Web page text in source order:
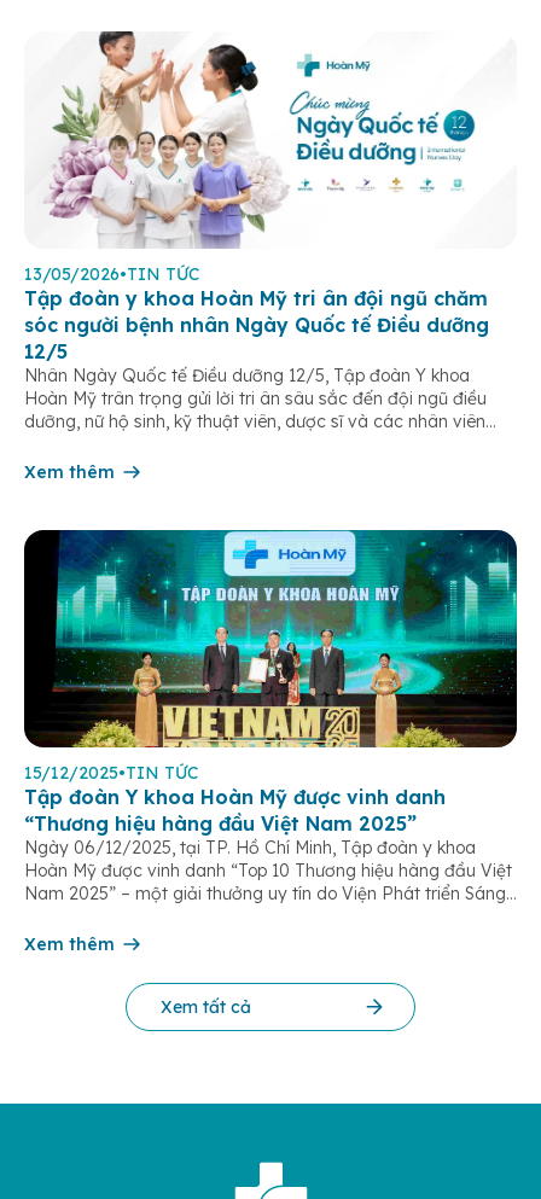
13/05/2026•TIN TỨC
Tập đoàn y khoa Hoàn Mỹ tri ân đội ngũ chăm
sóc người bệnh nhân Ngày Quốc tế Điều dưỡng
12/5
Nhân Ngày Quốc tế Điều dưỡng 12/5, Tập đoàn Y khoa
Hoàn Mỹ trân trọng gửi lời tri ân sâu sắc đến đội ngũ điều
dưỡng, nữ hộ sinh, kỹ thuật viên, dược sĩ và các nhân viên
âm thầm đồng hành trên […]
Xem thêm
15/12/2025•TIN TỨC
Tập đoàn Y khoa Hoàn Mỹ được vinh danh
“Thương hiệu hàng đầu Việt Nam 2025”
Ngày 06/12/2025, tại TP. Hồ Chí Minh, Tập đoàn y khoa
Hoàn Mỹ được vinh danh “Top 10 Thương hiệu hàng đầu Việt
Nam 2025” – một giải thưởng uy tín do Viện Phát triển Sáng
cứu Phát triển Doanh nghiệp Châu Á […]
Xem thêm
Xem tất cả